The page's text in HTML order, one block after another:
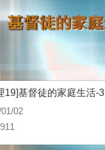
19]基督徒的家庭生活-3
02